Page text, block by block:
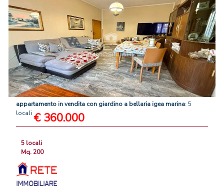
appartamento invendita con giardino a bellaria igea marina: 5
locali € 360.000
5 locali
Mq. 200